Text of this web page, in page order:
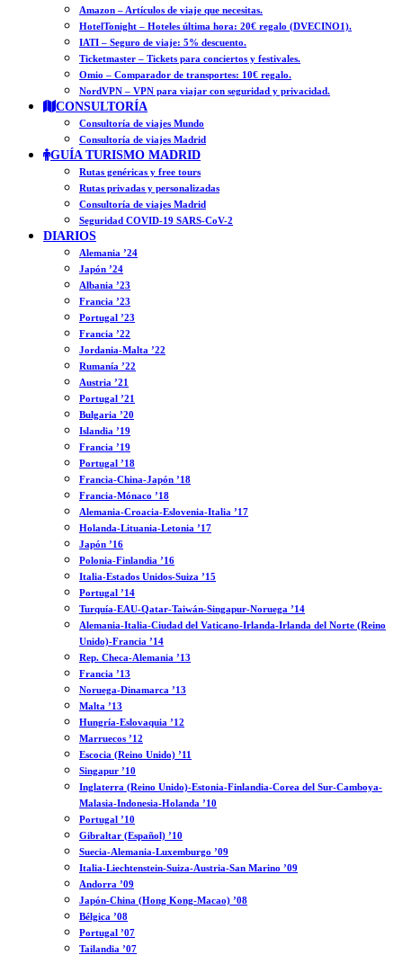
Amazon – Artículos de viaje que necesitas.
HotelTonight – Hoteles última hora: 20€ regalo (DVECINO1).
IATI – Seguro de viaje: 5% descuento.
Ticketmaster – Tickets para conciertos y festivales.
Omio – Comparador de transportes: 10€ regalo.
NordVPN – VPN para viajar con seguridad y privacidad.
CONSULTORÍA
Consultoría de viajes Mundo
Consultoría de viajes Madrid
GUÍA TURISMO MADRID
Rutas genéricas y free tours
Rutas privadas y personalizadas
Consultoría de viajes Madrid
Seguridad COVID-19 SARS-CoV-2
DIARIOS
Alemania ’24
Japón ’24
Albania ’23
Francia ’23
Portugal ’23
Francia ’22
Jordania-Malta ’22
Rumanía ’22
Austria ’21
Portugal ’21
Bulgaria ’20
Islandia ’19
Francia ’19
Portugal ’18
Francia-China-Japón ’18
Francia-Mónaco ’18
Alemania-Croacia-Eslovenia-Italia ’17
Holanda-Lituania-Letonia ’17
Japón ’16
Polonia-Finlandia ’16
Italia-Estados Unidos-Suiza ’15
Portugal ’14
Turquía-EAU-Qatar-Taiwán-Singapur-Noruega ’14
Alemania-Italia-Ciudad del Vaticano-Irlanda-Irlanda del Norte (Reino
Unido)-Francia ’14
Rep. Checa-Alemania ’13
Francia ’13
Noruega-Dinamarca ’13
Malta ’13
Hungría-Eslovaquia ’12
Marruecos ’12
Escocia (Reino Unido) ’11
Singapur ’10
Inglaterra (Reino Unido)-Estonia-Finlandia-Corea del Sur-Camboya-
Malasia-Indonesia-Holanda ’10
Portugal ’10
Gibraltar (Español) ’10
Suecia-Alemania-Luxemburgo ’09
Italia-Liechtenstein-Suiza-Austria-San Marino ’09
Andorra ’09
Japón-China (Hong Kong-Macao) ’08
Bélgica ’08
Portugal ’07
Tailandia ’07